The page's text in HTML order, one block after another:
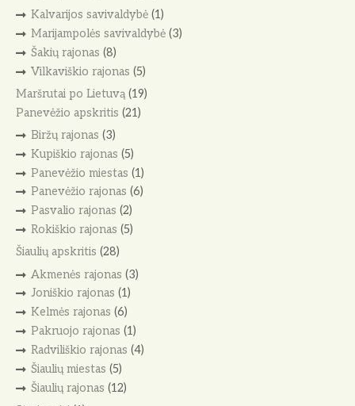
Kalvarijos savivaldybė(1)
Marijampolės savivaldybė(3)
Šakių rajonas (8)
Vilkaviškio rajonas (5)
Maršrutai po Lietuvą(19)
Panevėžio apskritis (21)
Biržų rajonas (3)
Kupiškio rajonas (5)
Panevėžio miestas (1)
Panevėžio rajonas (6)
Pasvalio rajonas (2)
Rokiškio rajonas (5)
Šiaulių apskritis (28)
Akmenės rajonas (3)
Joniškio rajonas (1)
Kelmės rajonas (6)
Pakruojo rajonas (1)
Radviliškio rajonas (4)
Šiaulių miestas (5)
Šiaulių rajonas (12)